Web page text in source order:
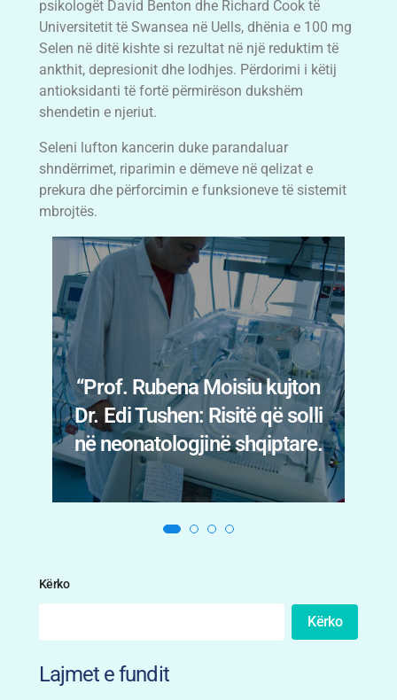
psikologët David Benton dhe Richard Cook të
Universitetit të Swansea në Uells, dhënia e 100 mg
Selen në ditë kishte si rezultat në një reduktim të
ankthit, depresionit dhe lodhjes. Përdorimi i këtij
antioksidanti të fortë përmirëson dukshëm
shendetin e njeriut.
Seleni lufton kancerin duke parandaluar
shndërrimet, riparimin e dëmeve në qelizat e
prekura dhe përforcimin e funksioneve të sistemit
mbrojtës.
Menopauza nuk prek vetëm
trupin: Psikiatrja Fatbardha
Myslimaj Xhani tregon
shenjat që nuk duhen
neglizhuar
Kërko
Kërko
Lajmet e fundit